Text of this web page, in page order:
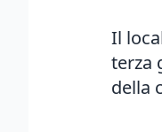
Il
terza
della